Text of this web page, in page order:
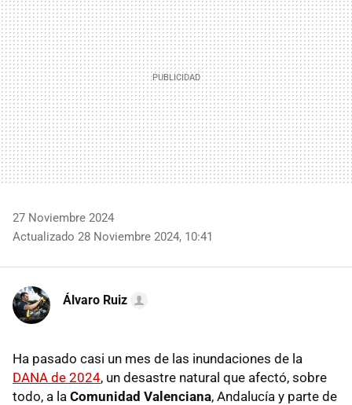
27 Noviembre 2024
Actualizado 28 Noviembre 2024, 10:41
Álvaro Ruiz
Ha pasado casi un mes de las inundaciones de la
DANA de 2024, un desastre natural que afectó, sobre
todo, a la Comunidad Valenciana, Andalucía y parte de